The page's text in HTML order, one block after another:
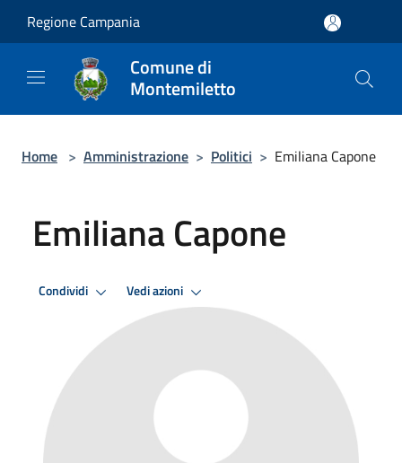
Regione Campania
Comune di
Montemiletto
Home > Amministrazione > Politici > Emiliana Capone
Emiliana Capone
Condividi Vedi azioni